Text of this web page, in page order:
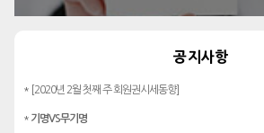
공지사항
* [2020년 2월 첫째 주 회원권시세동향]
* 기명VS무기명